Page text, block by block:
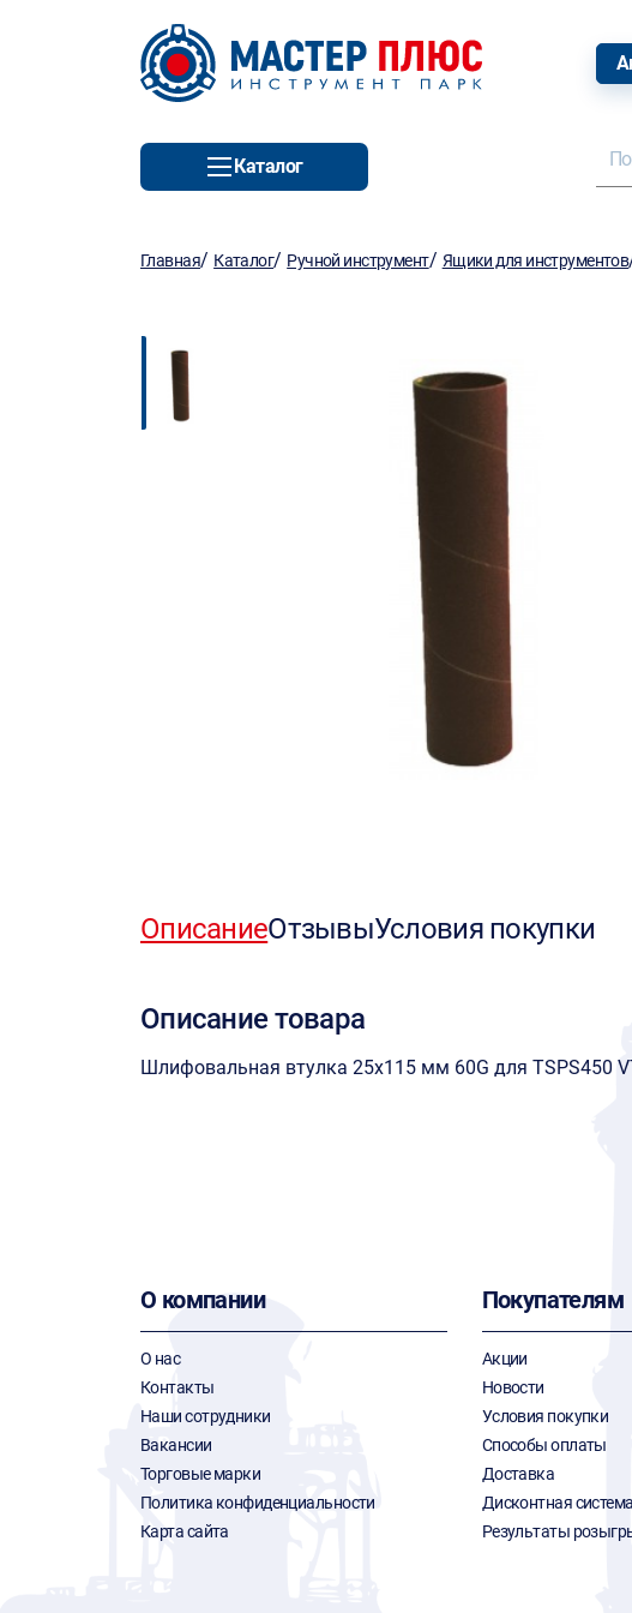
Каталог
Главная/ Каталог/ Ручной инструмент/ Ящики для инструментов
ОписаниеОтзывыУсловия покупки
Описание товара
Шлифовальная втулка 25х115 мм 60G для TSPS450
О компании
О нас
Контакты
Наши сотрудники
Вакансии
Торговые марки
Политика конфиденциальности
Карта сайта
Покупателям
Акции
Новости
Условия покупки
Способы оплаты
Доставка
Дисконтная система
Результаты